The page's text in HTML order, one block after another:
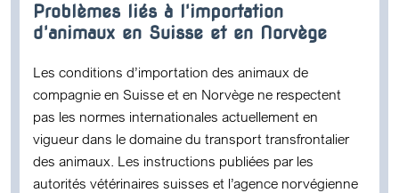
Problèmes liés à l'importation
d'animaux en Suisse et en Norvège
Les conditions d’importation des animaux de
compagnie en Suisse et en Norvège ne respectent
pas les normes internationales actuellement en
vigueur dans le domaine du transport transfrontalier
des animaux. Les instructions publiées par les
autorités vétérinaires suisses et l’agence norvégienne